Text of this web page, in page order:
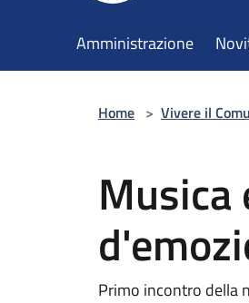
Amministrazione
Home > Vivere il
Musica
Primo incontro della